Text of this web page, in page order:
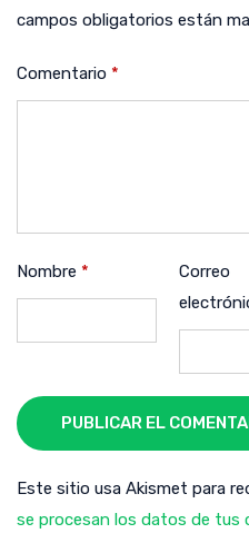
campos obligatorios están
Comentario *
Nombre *
Correo
PUBLICAR EL
Este sitio usa Akismet para
se procesan los datos de tus